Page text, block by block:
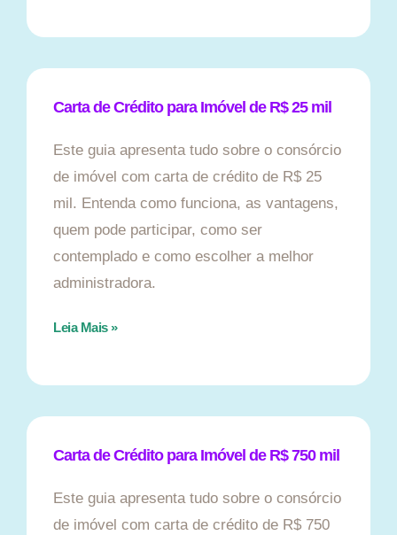
Carta de Crédito para Imóvel de R$ 25 mil
Este guia apresenta tudo sobre o consórcio
de imóvel com carta de crédito de R$ 25
mil. Entenda como funciona, as vantagens,
quem pode participar, como ser
contemplado e como escolher a melhor
administradora.
Leia Mais »
Carta de Crédito para Imóvel de R$ 750 mil
Este guia apresenta tudo sobre o consórcio
de imóvel com carta de crédito de R$ 750